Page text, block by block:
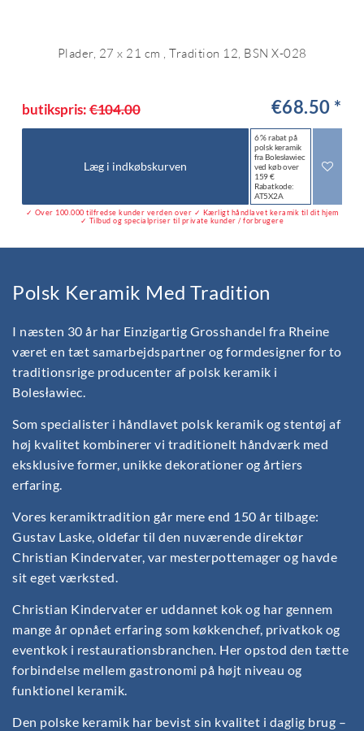
Plader, 27 x 21 cm , Tradition 12, BSN X-028
butikspris:€104.00 €68.50 *
Læg i indkøbskurven
6 % rabat på
polsk keramik
fra Bolesławiec
ved køb over
159 €
Rabatkode:
AT5X2A
✓ Over 100.000 tilfredse kunder verden over ✓ Kærligt håndlavet keramik til dit hjem
✓ Tilbud og specialpriser til private kunder / forbrugere
Polsk Keramik Med Tradition
I næsten 30 år har Einzigartig Grosshandel fra Rheine
været en tæt samarbejdspartner og formdesigner for to
traditionsrige producenter af polsk keramik i
Bolesławiec.
Som specialister i håndlavet polsk keramik og stentøj af
høj kvalitet kombinerer vi traditionelt håndværk med
eksklusive former, unikke dekorationer og årtiers
erfaring.
Vores keramiktradition går mere end 150 år tilbage:
Gustav Laske, oldefar til den nuværende direktør
Christian Kindervater, var mesterpottemager og havde
sit eget værksted.
Christian Kindervater er uddannet kok og har gennem
mange år opnået erfaring som køkkenchef, privatkok og
eventkok i restaurationsbranchen. Her opstod den tætte
forbindelse mellem gastronomi på højt niveau og
funktionel keramik.
Den polske keramik har bevist sin kvalitet i daglig brug –